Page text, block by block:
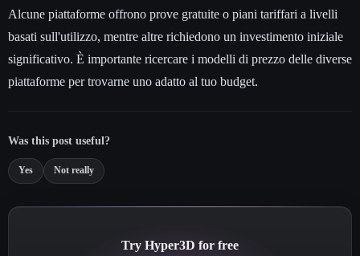
Alcune piattaforme offrono prove gratuite o piani tariffari a livelli
basati sull'utilizzo, mentre altre richiedono un investimento iniziale
significativo. È importante ricercare i modelli di prezzo delle diverse
piattaforme per trovarne uno adatto al tuo budget.
Was this post useful?
Yes Not really
Try Hyper3D for free